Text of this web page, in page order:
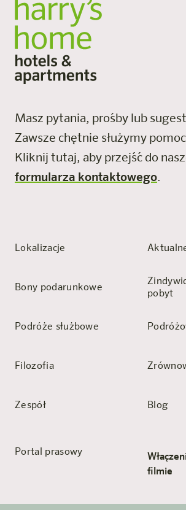
Masz pytania, prośby lub
Zawsze chętnie służymy
Kliknij tutaj, aby przejść do
formularza kontaktowego.
Lokalizacje
Bony podarunkowe
pobyt
Podróże służbowe
Filozofia
Zespół Blog
Portal prasowy
filmie